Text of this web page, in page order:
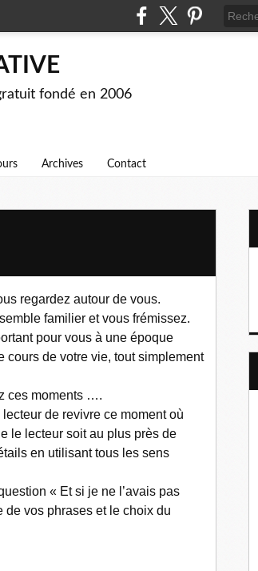
fondé en 2006
Archives Contact
regardez autour de vous.
familier et vous frémissez.
pour vous à une époque
cours de votre vie, tout simplement
ces moments ….
de revivre ce moment où
le lecteur soit au plus près de
en utilisant tous les sens
« Et si je ne l’avais pas
de vos phrases et le choix du